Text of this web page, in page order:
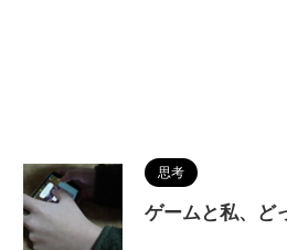
思考
ゲームと私、ど